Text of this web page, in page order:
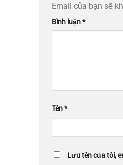
Email của bạn sẽ
Bình luận*
Tên*
Lưu tên của tôi,